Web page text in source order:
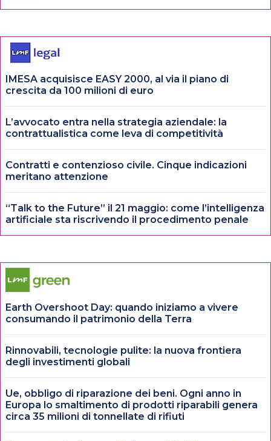
IMESA acquisisce EASY 2000, al via il piano di
crescita da 100 milioni di euro
L’avvocato entra nella strategia aziendale: la
contrattualistica come leva di competitività
Contratti e contenzioso civile. Cinque indicazioni
meritano attenzione
“Talk to the Future” il 21 maggio: come l’intelligenza
artificiale sta riscrivendo il procedimento penale
Earth Overshoot Day: quando iniziamo a vivere
consumando il patrimonio della Terra
Rinnovabili, tecnologie pulite: la nuova frontiera
degli investimenti globali
Ue, obbligo di riparazione dei beni. Ogni anno in
Europa lo smaltimento di prodotti riparabili genera
circa 35 milioni di tonnellate di rifiuti